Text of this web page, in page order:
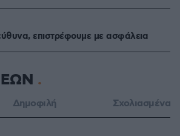
επιστρέφουμε με ασφάλεια
Δημοφιλή Σχολιασμένα